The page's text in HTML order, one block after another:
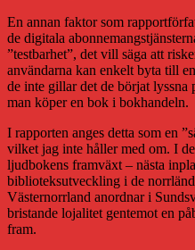
En annan faktor som
de digitala
”testbarhet”, det vill säga att
användarna kan enkelt byta till
de inte gillar det de börjat
man köper en bok i bokhandeln.
I rapporten anges detta som en
vilket jag inte håller med om. I
ljudbokens framväxt – nästa
biblioteksutveckling i de
Västernorrland anordnar i
bristande lojalitet gentemot en
fram.